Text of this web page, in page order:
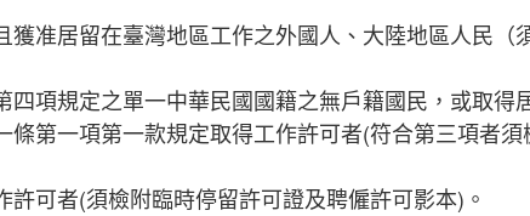
准居留在臺灣地區工作之外國人、大陸地區人民（
項規定之單一中華民國國籍之無戶籍國民，或取
第一項第一款規定取得工作許可者(符合第三項者
可者(須檢附臨時停留許可證及聘僱許可影本)。